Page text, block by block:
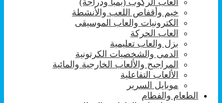
خيم وأقفاص اللعب والأنشطة
الكترونيات والعاب الموسيقى
العاب الحركة
بزل والعاب تعليمية
الدمى والشخصيات الكرتونية
المراجيح والألعاب الخارجية والمائية
الألعاب التفاعلية
موبايل السرير
الطعام والفطام